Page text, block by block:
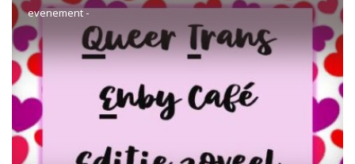
evenement-